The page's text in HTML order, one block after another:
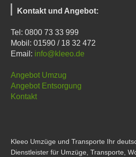
Kontakt und Angebot:
Tel: 0800 73 33 999
Mobil: 01590 / 18 32 472
Email: info@kleeo.de
Angebot Umzug
Angebot Entsorgung
Kontakt
Kleeo Umzüge und Transporte Ihr
Dienstleister für Umzüge, Transporte,